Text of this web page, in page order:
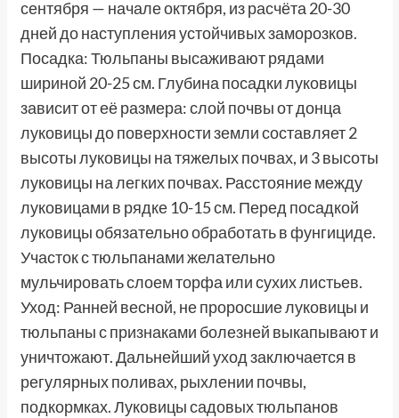
сентября — начале октября, из расчёта 20-30
дней до наступления устойчивых заморозков.
Посадка: Тюльпаны высаживают рядами
шириной 20-25 см. Глубина посадки луковицы
зависит от её размера: слой почвы от донца
луковицы до поверхности земли составляет 2
высоты луковицы на тяжелых почвах, и 3 высоты
луковицы на легких почвах. Расстояние между
луковицами в рядке 10-15 см. Перед посадкой
луковицы обязательно обработать в фунгициде.
Участок с тюльпанами желательно
мульчировать слоем торфа или сухих листьев.
Уход: Ранней весной, не проросшие луковицы и
тюльпаны с признаками болезней выкапывают и
уничтожают. Дальнейший уход заключается в
регулярных поливах, рыхлении почвы,
подкормках. Луковицы садовых тюльпанов